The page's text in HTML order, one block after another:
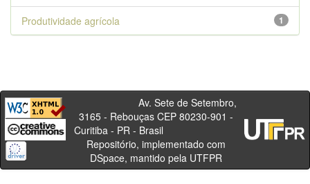
1
Produtividade agrícola
Av. Sete de Setembro,
3165 - Rebouças CEP 80230-901 -
Curitiba - PR - Brasil
Repositório, implementado com
DSpace, mantido pela UTFPR